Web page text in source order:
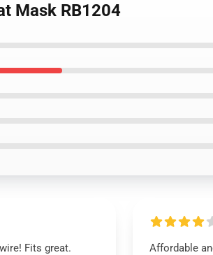
Mask RB1204
Fits great.
Affordable